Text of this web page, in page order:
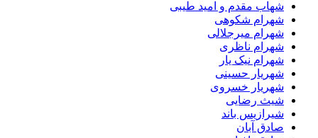
شهاب مقدم و امید طیبی
شهرام شکوهی
شهرام میرجلالی
شهرام ناظری
شهرام نیک یار
شهریار حسینی
شهریار خسروی
شیث رضایی
شیرازیس باند
صادق آبان